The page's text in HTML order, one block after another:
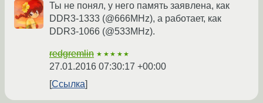
Ты не понял, у него память заявлена, как
DDR3-1333 (@666MHz), а работает, как
DDR3-1066 (@533MHz).
redgremlin ★★★★★
27.01.2016 07:30:17 +00:00
Ссылка